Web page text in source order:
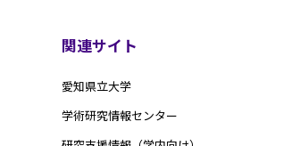
関連サイト
愛知県立大学
学術研究情報センター